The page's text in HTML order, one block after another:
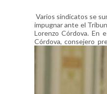
Varios sindicatos se
impugnar ante el
Lorenzo Córdova. En
Córdova, consejero